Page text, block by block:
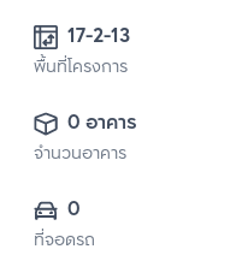
17-2-13
พื้นที่โครงการ
0 อาคาร
จำนวนอาคาร
0
ที่จอดรถ